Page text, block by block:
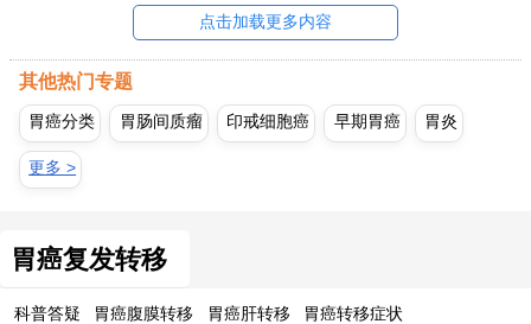
点击加载更多内容
其他热门专题
胃癌分类 胃肠间质瘤 印戒细胞癌 早期胃癌 胃炎
更多 >
胃癌复发转移
科普答疑 胃癌腹膜转移 胃癌肝转移 胃癌转移症状